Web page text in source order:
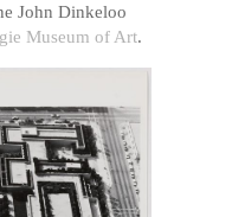
John Dinkeloo
Museum of Art.